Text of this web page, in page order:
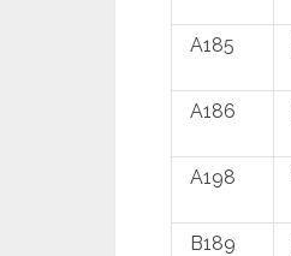
A185
A186
A198
B189